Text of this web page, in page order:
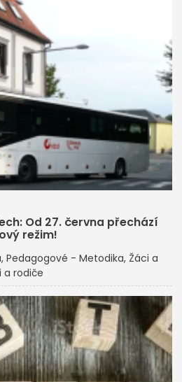
Od 27. června přechází
režim!
Pedagogové - Metodika Žáci a
a rodiče